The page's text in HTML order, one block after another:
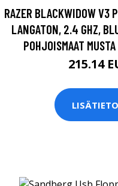
RAZER BLACKWIDOW V3
LANGATON, 2.4 GHZ,
POHJOISMAAT
215.14